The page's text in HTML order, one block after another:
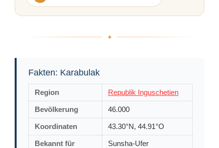
Fakten: Karabulak
Region Republik Inguschetien
Bevölkerung 46.000
Koordinaten 43.30°N, 44.91°O
Bekannt für Sunsha-Ufer